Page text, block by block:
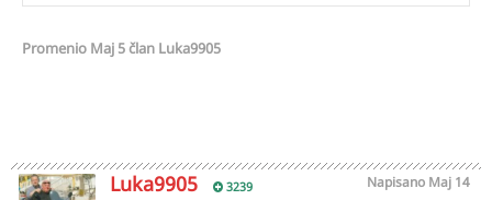
Promenio Maj 5član Luka9905
Luka9905 3239 Napisano Maj 14